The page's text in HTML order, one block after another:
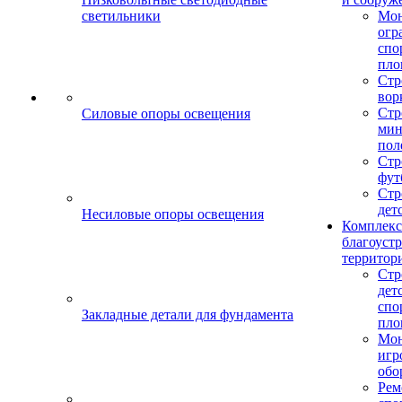
светильники
Силовые опоры освещения
Несиловые опоры освещения
Закладные детали для фундамента